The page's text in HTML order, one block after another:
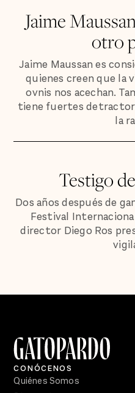
Jaime
otro
Jaime Maussan es
quienes creen que la
ovnis nos acechan.
tiene fuertes
la
Testigo
Dos años después de
Festival
director Diego Ros
CONÓCENOS
Quiénes Somos